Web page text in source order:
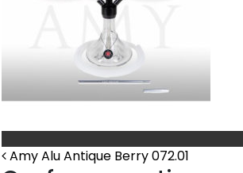
Bericht Navigatie
Amy Alu Antique Berry 072.01